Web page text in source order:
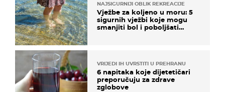
NAJSIGURNIJI OBLIK REKREACIJE
Vježbe za koljeno u moru: 5
sigurnih vježbi koje mogu
smanjiti bol i poboljšati
VRIJEDI IH UVRSTITI U PREHRANU
6 napitaka koje dijetetičari
preporučuju za zdrave
zglobove